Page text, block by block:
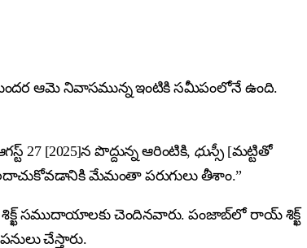
ఆమె నివాసమున్న ఇంటికి సమీపంలోనే ఉంది.
27 [2025]న పొద్దున్న ఆరింటికి, ధుస్సీ[మట్టితో
మేమంతా పరుగులు తీశాం.”
శిక్ఖ్ సముదాయాలకు చెందినవారు. పంజాబ్‌లో రాయ్ శిక్ఖ్
చేస్తారు.